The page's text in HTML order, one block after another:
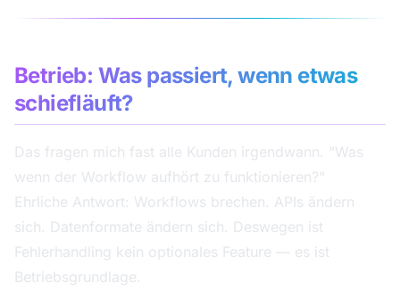
Betrieb: Was passiert, wenn etwas
schiefläuft?
Das fragen mich fast alle Kunden irgendwann. "Was
wenn der Workflow aufhört zu funktionieren?"
Ehrliche Antwort: Workflows brechen. APIs ändern
sich. Datenformate ändern sich. Deswegen ist
Fehlerhandling kein optionales Feature — es ist
Betriebsgrundlage.